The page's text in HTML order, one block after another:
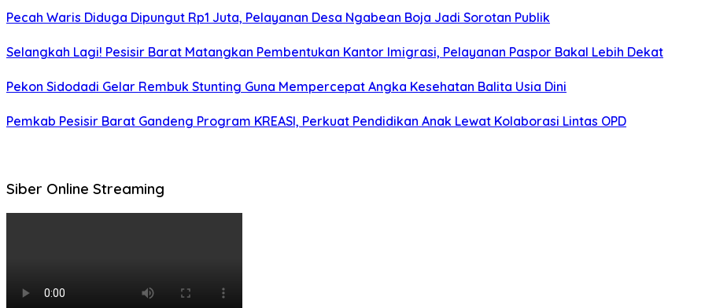
Pecah Waris Diduga Dipungut Rp1 Juta, Pelayanan Desa Ngabean Boja Jadi Sorotan Publik
Selangkah Lagi! Pesisir Barat Matangkan Pembentukan Kantor Imigrasi, Pelayanan Paspor Bakal Lebih Dekat
Pekon Sidodadi Gelar Rembuk Stunting Guna Mempercepat Angka Kesehatan Balita Usia Dini
Pemkab Pesisir Barat Gandeng Program KREASI, Perkuat Pendidikan Anak Lewat Kolaborasi Lintas OPD
Siber Online Streaming